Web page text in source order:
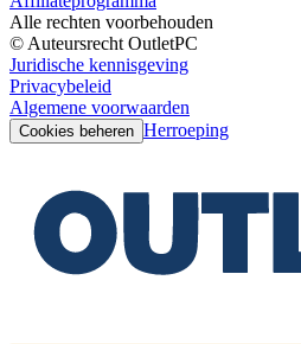
Alle rechten voorbehouden
© Auteursrecht OutletPC
Juridische kennisgeving
Privacybeleid
Algemene voorwaarden
Cookies beheren Herroeping